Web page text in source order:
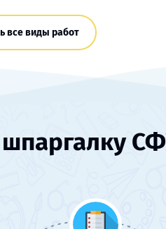
все виды работ